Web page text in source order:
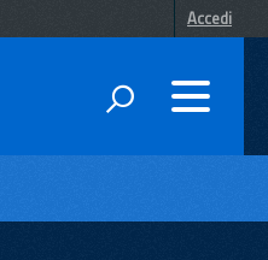
Accedi